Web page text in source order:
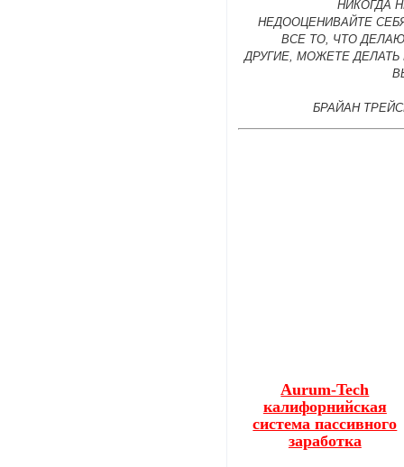
НИКОГДА
НЕДООЦЕНИВАЙТЕ
ВСЕ ТО, ЧТО
ДРУГИЕ, МОЖЕТЕ ДЕЛАТЬ
БРАЙАН
Aurum-Tech
калифорнийская
система пассивного
заработка